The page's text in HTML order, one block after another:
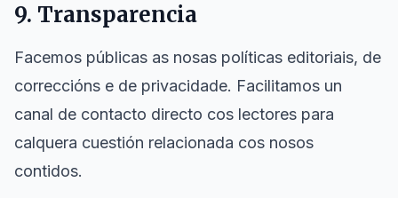
9. Transparencia
Facemos públicas as nosas políticas editoriais, de
correccións e de privacidade. Facilitamos un
canal de contacto directo cos lectores para
calquera cuestión relacionada cos nosos
contidos.